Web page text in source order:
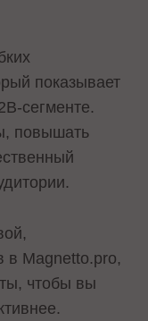
показывает
сегменте.
повышать
в Magnetto.pro,
чтобы вы